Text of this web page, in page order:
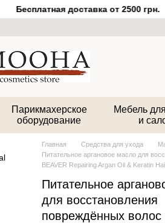
Бесплатная доставка от 2500 грн.
Парикмахерское
оборудование
Мебель
и
Главная Средства для ухода
Питательное аргановое масло для
BEAVER Repairing Argan Oil & Keratin
Питательное
для восстановления
повреждённых волос